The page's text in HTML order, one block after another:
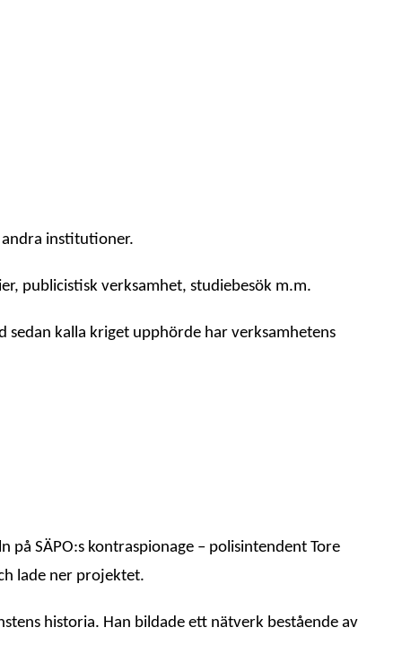
institutioner.
publicistisk verksamhet, studiebesök m.m.
kalla kriget upphörde har verksamhetens
SÄPO:s kontraspionage – polisintendent Tore
lade ner projektet.
historia. Han bildade ett nätverk bestående av